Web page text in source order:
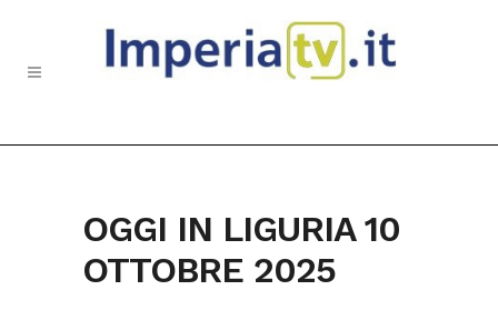
OGGI IN LIGURIA 10
OTTOBRE 2025